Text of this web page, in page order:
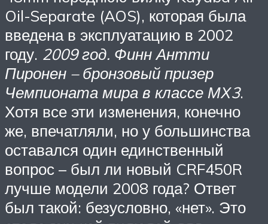
Oil-Separate (AOS), которая была
введена в эксплуатацию в 2002
году. 2009 год. Финн Антти
Пиронен – бронзовый призер
Чемпионата мира в классе МХ3.
Хотя все эти изменения, конечно
же, впечатляли, но у большинства
оставался один единственный
вопрос – был ли новый CRF450R
лучше модели 2008 года? Ответ
был такой: безусловно, «нет». Это